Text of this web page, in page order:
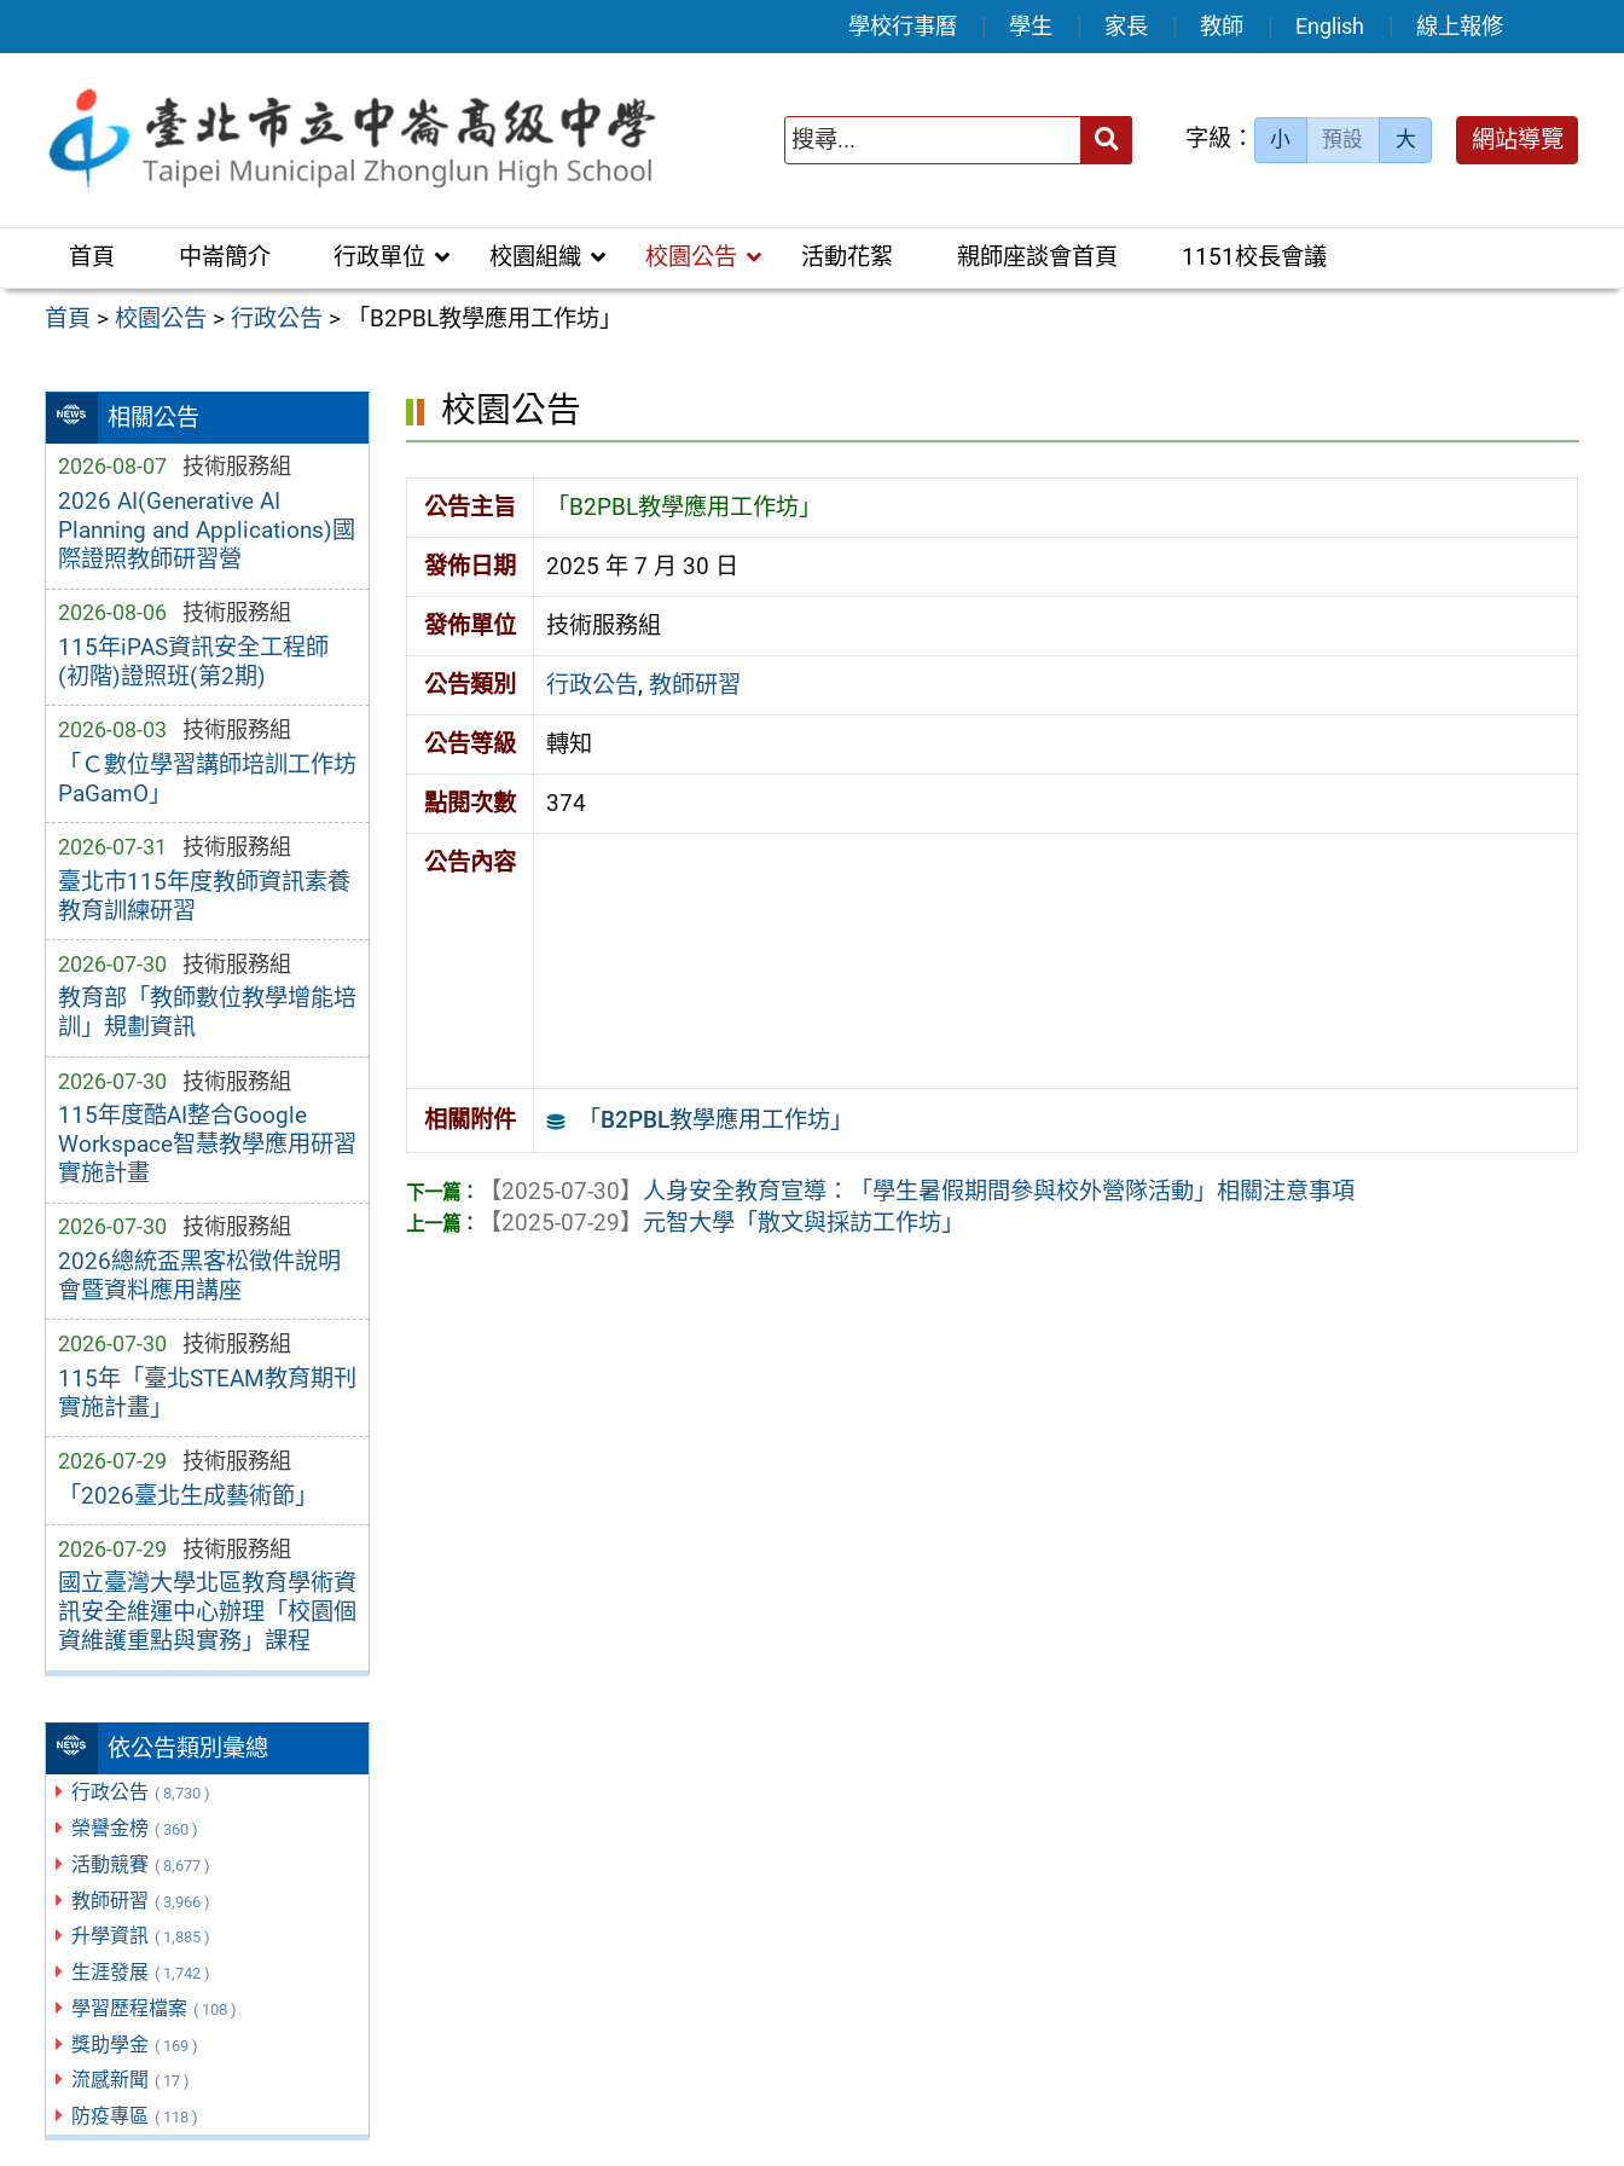
至
區
學校行事曆 學生 家長 教師 English 線上報修
送出 字級： 小 預設 大 網站導覽
首頁 中崙簡介 行政單位 校園組織 校園公告 活動花絮 親師座談會首頁 1151校長會議
首頁 >校園公告 >行政公告 > 「B2PBL教學應用工作坊」
相關公告
2026-08-07 技術服務組
2026 AI(Generative AI
Planning and Applications)國
際證照教師研習營
2026-08-06 技術服務組
115年iPAS資訊安全工程師
(初階)證照班(第2期)
2026-08-03 技術服務組
「Ｃ數位學習講師培訓工作坊
PaGamO」
2026-07-31 技術服務組
臺北市115年度教師資訊素養
教育訓練研習
2026-07-30 技術服務組
教育部「教師數位教學增能培
訓」規劃資訊
2026-07-30 技術服務組
115年度酷AI整合Google
Workspace智慧教學應用研習
實施計畫
2026-07-30 技術服務組
2026總統盃黑客松徵件說明
會暨資料應用講座
2026-07-30 技術服務組
115年「臺北STEAM教育期刊
實施計畫」
2026-07-29 技術服務組
「2026臺北生成藝術節」
2026-07-29 技術服務組
國立臺灣大學北區教育學術資
訊安全維運中心辦理「校園個
資維護重點與實務」課程
依公告類別彙總
行政公告 ( 8,730 )
榮譽金榜 ( 360 )
活動競賽 ( 8,677 )
教師研習 ( 3,966 )
升學資訊 ( 1,885 )
生涯發展 ( 1,742 )
學習歷程檔案 ( 108 )
獎助學金 ( 169 )
流感新聞 ( 17 )
防疫專區 ( 118 )
校園公告
公告主旨 「B2PBL教學應用工作坊」
發佈日期 2025 年 7 月 30 日
發佈單位 技術服務組
公告類別 行政公告,教師研習
公告等級 轉知
點閱次數 374
公告內容
相關附件 「B2PBL教學應用工作坊」
【2025-07-30】 人身安全教育宣導：「學生暑假期間參與校外營隊活動」相關注意事項
【2025-07-29】 元智大學「散文與採訪工作坊」